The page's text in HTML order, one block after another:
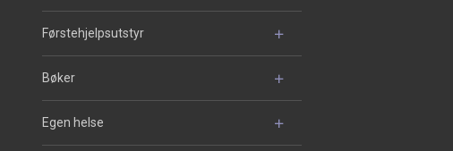
Førstehjelpsutstyr
Bøker
Egen helse